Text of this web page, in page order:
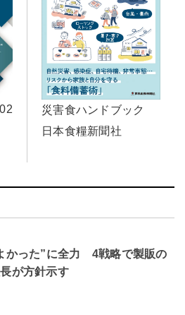
災害食ハンドブック
日本食糧新聞社
かった”に全力 4戦略で製販の
が方針示す